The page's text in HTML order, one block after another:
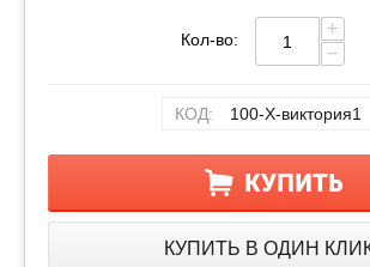
Кол-во:
+
−
КОД: 100-Х-виктория1
КУПИТЬ
КУПИТЬ В ОДИН